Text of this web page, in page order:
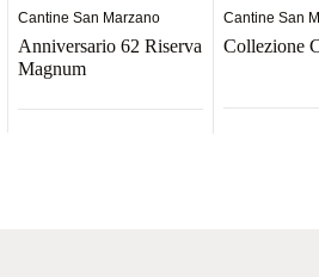
Cantine San Marzano
Anniversario 62 Riserva
Magnum
Cantine San
Collezione